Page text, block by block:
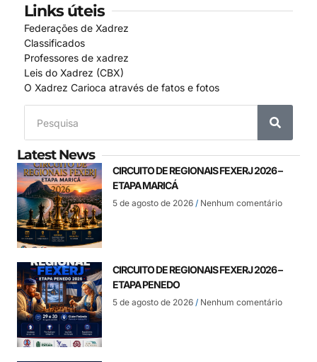
Links úteis
Federações de Xadrez
Classificados
Professores de xadrez
Leis do Xadrez (CBX)
O Xadrez Carioca através de fatos e fotos
Latest News
CIRCUITO DE REGIONAIS FEXERJ 2026 –
ETAPA MARICÁ
5 de agosto de 2026 Nenhum comentário
CIRCUITO DE REGIONAIS FEXERJ 2026 –
ETAPA PENEDO
5 de agosto de 2026 Nenhum comentário